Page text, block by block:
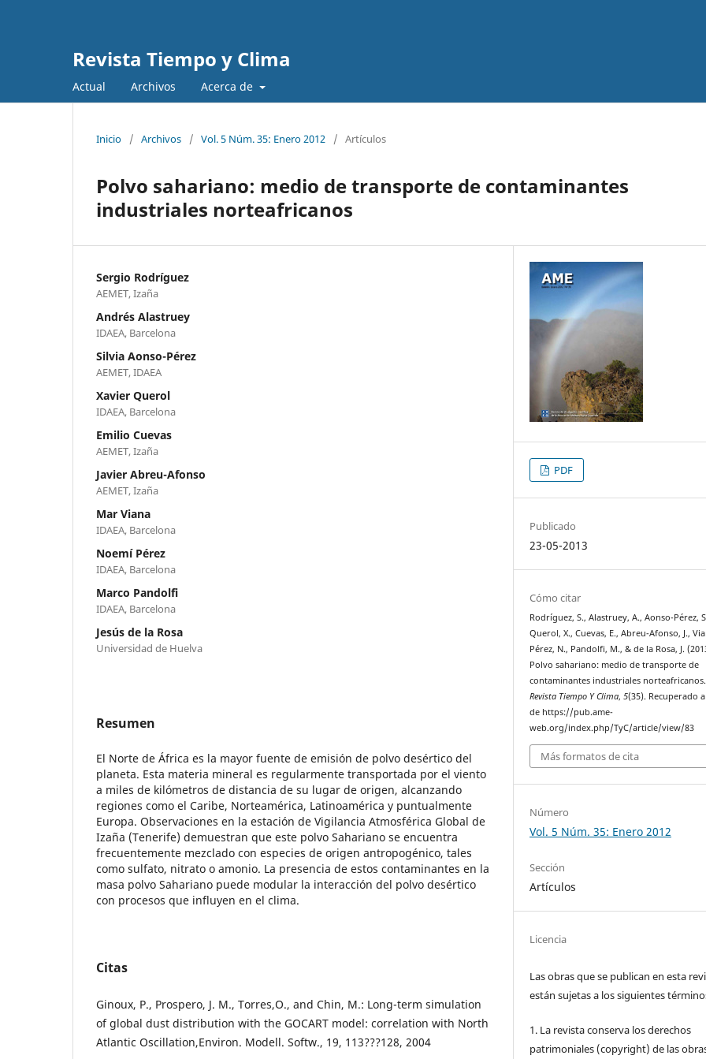
Revista Tiempo y Clima
Actual Archivos Acerca de
Inicio / Archivos / Vol. 5 Núm. 35: Enero 2012 / Artículos
Polvo sahariano: medio de transporte de contaminantes
industriales norteafricanos
Sergio Rodríguez
AEMET, Izaña
Andrés Alastruey
IDAEA, Barcelona
Silvia Aonso-Pérez
AEMET, IDAEA
Xavier Querol
IDAEA, Barcelona
Emilio Cuevas
AEMET, Izaña
Javier Abreu-Afonso
AEMET, Izaña
Mar Viana
IDAEA, Barcelona
Noemí Pérez
IDAEA, Barcelona
Marco Pandolfi
IDAEA, Barcelona
Jesús de la Rosa
Universidad de Huelva
Resumen
El Norte de África es la mayor fuente de emisión de polvo desértico del
planeta. Esta materia mineral es regularmente transportada por el viento
a miles de kilómetros de distancia de su lugar de origen, alcanzando
regiones como el Caribe, Norteamérica, Latinoamérica y puntualmente
Europa. Observaciones en la estación de Vigilancia Atmosférica Global de
Izaña (Tenerife) demuestran que este polvo Sahariano se encuentra
frecuentemente mezclado con especies de origen antropogénico, tales
como sulfato, nitrato o amonio. La presencia de estos contaminantes en la
masa polvo Sahariano puede modular la interacción del polvo desértico
con procesos que influyen en el clima.
Citas
Ginoux, P., Prospero, J. M., Torres,O., and Chin, M.: Long-term simulation
of global dust distribution with the GOCART model: correlation with North
Atlantic Oscillation,Environ. Modell. Softw., 19, 113???128, 2004
PDF
Publicado
23-05-2013
Cómo citar
Rodríguez, S., Alastruey, A., Aonso-Pérez,
Querol, X., Cuevas, E., Abreu-Afonso, J.,
Pérez, N., Pandolfi, M., & de la Rosa, J.
Polvo sahariano: medio de transporte de
contaminantes industriales norteafricanos.
Revista Tiempo Y Clima,5(35). Recuperado
de https://pub.ame-
web.org/index.php/TyC/article/view/83
Más formatos de cita
Número
Vol. 5 Núm. 35: Enero 2012
Sección
Artículos
Licencia
Las obras que se publican en esta
están sujetas a los siguientes
1. La revista conserva los derechos
patrimoniales (copyright) de las